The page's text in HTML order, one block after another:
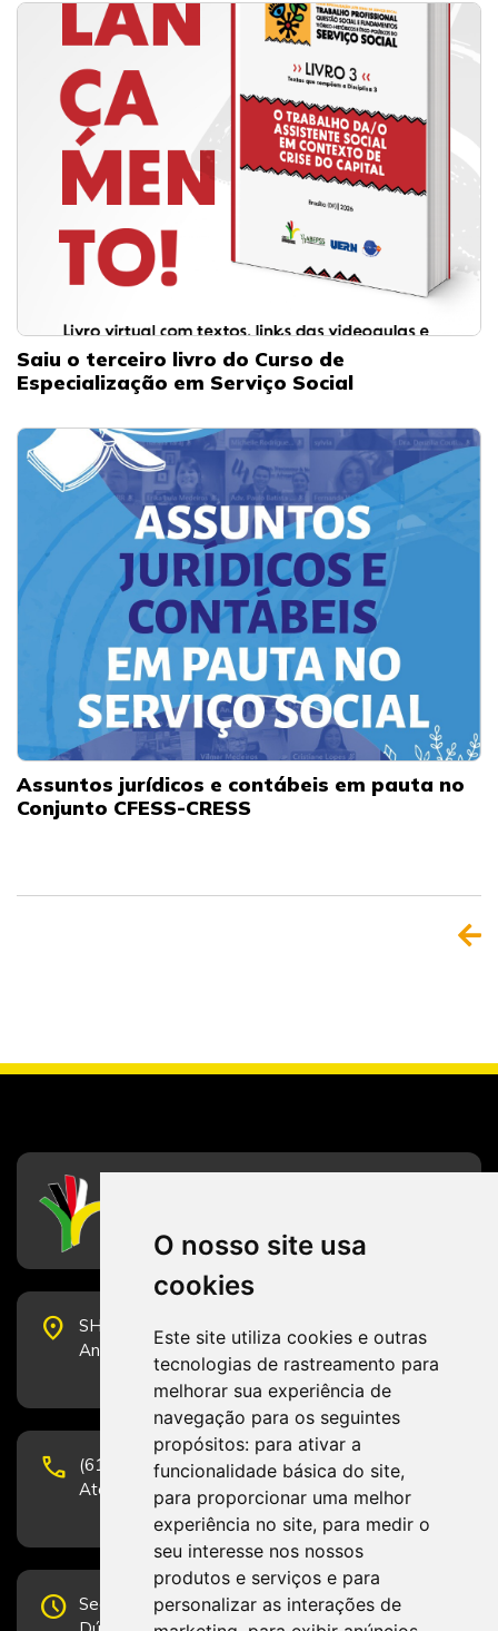
O nosso site usa
cookies
Este site utiliza cookies e outras
tecnologias de rastreamento para
melhorar sua experiência de
navegação para os seguintes
propósitos: para ativar a
funcionalidade básica do site,
para proporcionar uma melhor
experiência no site, para medir o
seu interesse nos nossos
produtos e serviços e para
personalizar as interações de
Saiu o terceiro livro do Curso de
Especialização em Serviço Social
Assuntos jurídicos e contábeis em pauta no
Conjunto CFESS-CRESS
place
SHS Quadra 6, Bloco E, Complexo Brasil 21, 20º
Andar, Sala 2001 - CEP 70322-915 - Brasília/DF
phone
(61) 3223-1652 e (61) 98131-3801.
Atendimento por telefone em horário comercial
schedule Segunda-feira a Sexta-feira de 12h às 19h.